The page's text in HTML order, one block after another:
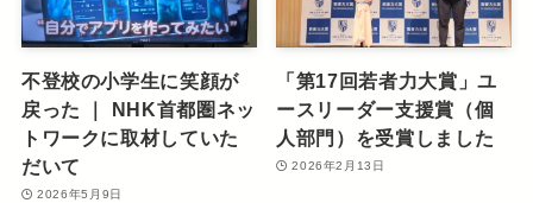
不登校の小学生に笑顔が
戻った ｜ NHK首都圏ネッ
トワークに取材していた
だいて
2026年5月9日
「第17回若者力大賞」ユ
ースリーダー支援賞（個
人部門）を受賞しました
2026年2月13日